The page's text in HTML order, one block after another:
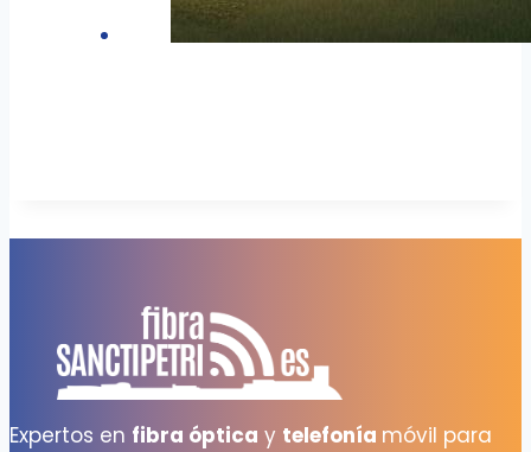
Expertos en fibra óptica y telefonía móvil para